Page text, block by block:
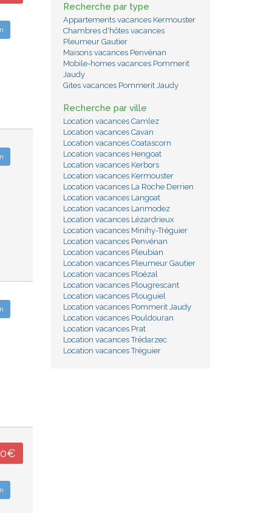
Recherche par type
Appartements vacances Kermouster
Chambres d'hôtes vacances
Pleumeur Gautier
Maisons vacances Penvénan
Mobile-homes vacances Pommerit
Jaudy
Gites vacances Pommerit Jaudy
Recherche par ville
Location vacances Camlez
Location vacances Cavan
Location vacances Coatascorn
Location vacances Hengoat
Location vacances Kerbors
Location vacances Kermouster
Location vacances La Roche Derrien
Location vacances Langoat
Location vacances Lanmodez
Location vacances Lézardrieux
Location vacances Minihy-Tréguier
Location vacances Penvénan
Location vacances Pleubian
Location vacances Pleumeur Gautier
Location vacances Ploézal
Location vacances Plougrescant
Location vacances Plouguiel
Location vacances Pommerit Jaudy
Location vacances Pouldouran
Location vacances Prat
Location vacances Trédarzec
Location vacances Tréguier